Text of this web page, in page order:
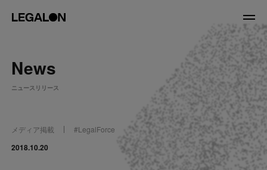
About
役員紹介
Service
News
ニュースリリース
メディア掲載 #LegalForce
2018.10.20